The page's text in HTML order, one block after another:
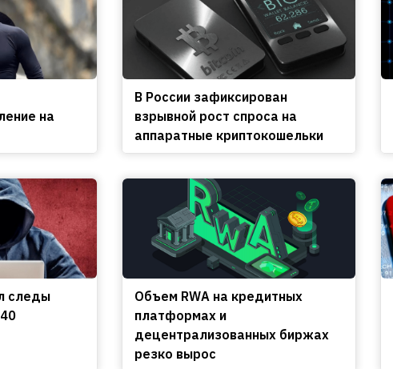
на
В России зафиксирован
взрывной рост спроса на
аппаратные криптокошельки
следы
Объем RWA на кредитных
платформах и
децентрализованных биржах
резко вырос